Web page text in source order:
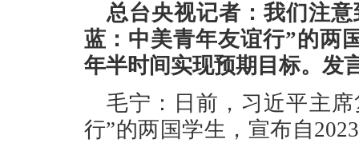
总台央视记者：我们注
蓝：中美青年友谊行”的两
年半时间实现预期目标。发
毛宁：日前，习近平主
行”的两国学生，宣布自